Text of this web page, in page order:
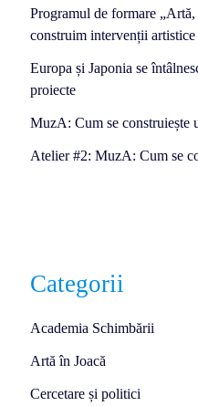
Programul de formare
construim intervenții
Europa și Japonia se
proiecte
MuzA: Cum se construiește
Atelier #2: MuzA: Cum se
Categorii
Academia Schimbării
Artă în Joacă
Cercetare și politici